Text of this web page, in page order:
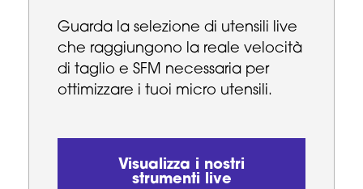
Guarda la selezione di utensili live
che raggiungono la reale velocità
di taglio e SFM necessaria per
ottimizzare i tuoi micro utensili.
Visualizza i nostri
strumenti live